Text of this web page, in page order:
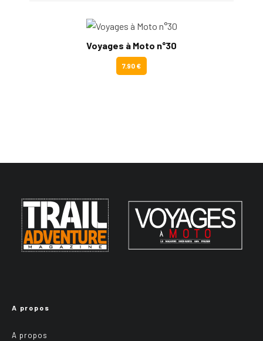
Voyages à Moto n°30
7.90 €
A propos
A propos